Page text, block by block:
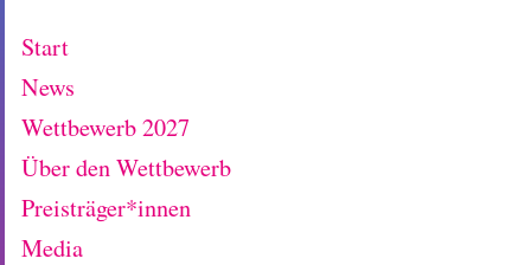
Start
News
Wettbewerb 2027
Über den Wettbewerb
Preisträger*innen
Media